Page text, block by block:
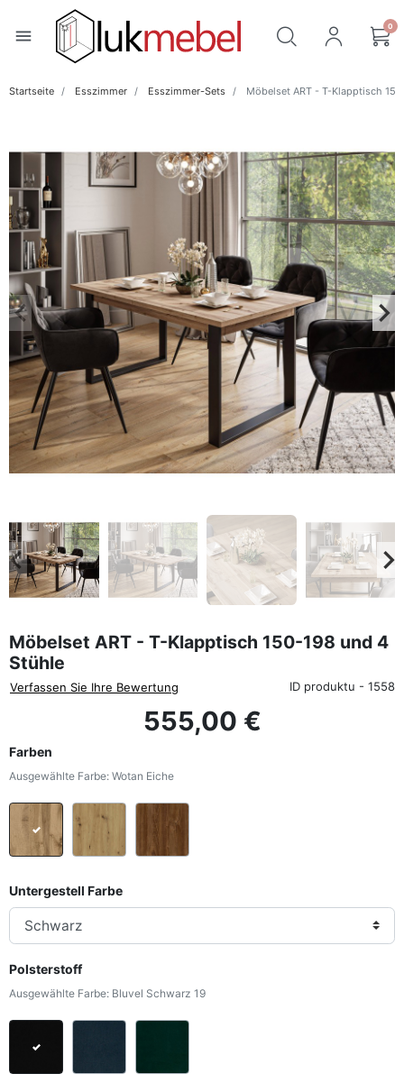
menu 0
Startseite Esszimmer Esszimmer-Sets Möbelset ART - T-Klapptisch
Zurück
keyboard_arrow_left keyboard_arrow_right
Zurück
Möbelset ART - T-Klapptisch 150-198 und 4
Stühle
Verfassen Sie Ihre Bewertung ID produktu - 1558
555,00 €
Farben
Ausgewählte Farbe: Wotan Eiche
Wotan EicheArtisan Eiche
Untergestell Farbe
Polsterstoff
Ausgewählte Farbe: Bluvel Schwarz 19
Bluvel Schwarz 19Bluvel Navy Blau 89